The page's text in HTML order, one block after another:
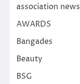
association news
AWARDS
Bangades
Beauty
BSG